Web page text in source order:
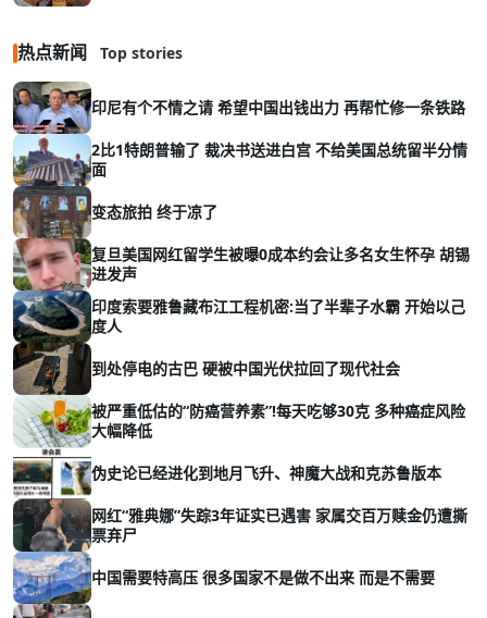
热点新闻 Top stories
印尼有个不情之请 希望中国出钱出力 再帮忙修一条铁路
2比1特朗普输了 裁决书送进白宫 不给美国总统留半分情
面
变态旅拍 终于凉了
复旦美国网红留学生被曝0成本约会让多名女生怀孕 胡锡
进发声
印度索要雅鲁藏布江工程机密:当了半辈子水霸 开始以己
度人
到处停电的古巴 硬被中国光伏拉回了现代社会
被严重低估的“防癌营养素”!每天吃够30克 多种癌症风险
大幅降低
伪史论已经进化到地月飞升、神魔大战和克苏鲁版本
网红“雅典娜”失踪3年证实已遇害 家属交百万赎金仍遭撕
票弃尸
中国需要特高压 很多国家不是做不出来 而是不需要